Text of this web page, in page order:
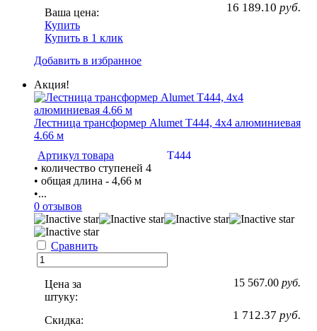
Ваша цена: 16 189.10 руб.
Купить
Купить в 1 клик
Добавить в избранное
Акция!
Лестница трансформер Alumet Т444, 4х4 алюминиевая
4.66 м
Артикул товара
Т444
• количество ступеней 4
• общая длина - 4,66 м
•...
0 отзывов
Сравнить
Цена за
штуку:
15 567.00 руб.
Скидка: 1 712.37 руб.